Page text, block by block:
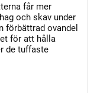
får mer
och skav under
förbättrad ovandel
för att hålla
de tuffaste